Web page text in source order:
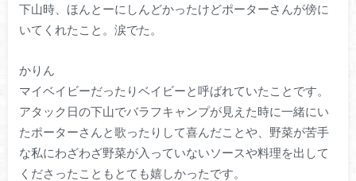
下山時、ほんとーにしんどかったけどポーターさんが傍に
いてくれたこと。涙でた。
かりん
マイベイビーだったりベイビーと呼ばれていたことです。
アタック日の下山でバラフキャンプが見えた時に一緒にい
たポーターさんと歌ったりして喜んだことや、野菜が苦手
な私にわざわざ野菜が入っていないソースや料理を出して
くださったこともとても嬉しかったです。